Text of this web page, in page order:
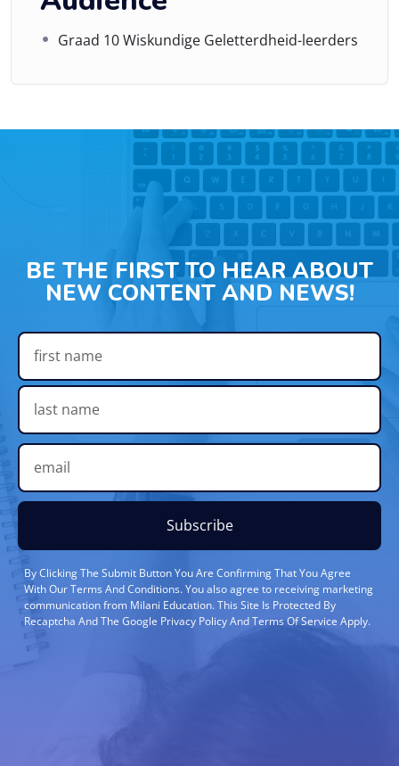
Graad 10 Wiskundige Geletterdheid-leerders
BE THE FIRST TO HEAR ABOUT
NEW CONTENT AND NEWS!
Subscribe
By Clicking The Submit Button You Are Confirming That You Agree
With Our Terms And Conditions. You also agree to receiving marketing
communication from Milani Education. This Site Is Protected By
Recaptcha And The Google Privacy Policy And Terms Of Service Apply.